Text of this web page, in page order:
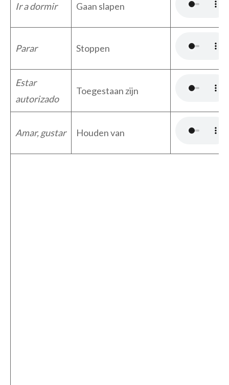
Ir a dormir Gaan slapen
Parar Stoppen
Estar
autorizado
Toegestaan zijn
Amar, gustar Houden van